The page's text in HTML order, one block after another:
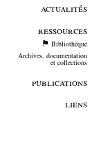
actualités
ressources
Bibliothèque
Archives, documentation
et collections
publications
liens